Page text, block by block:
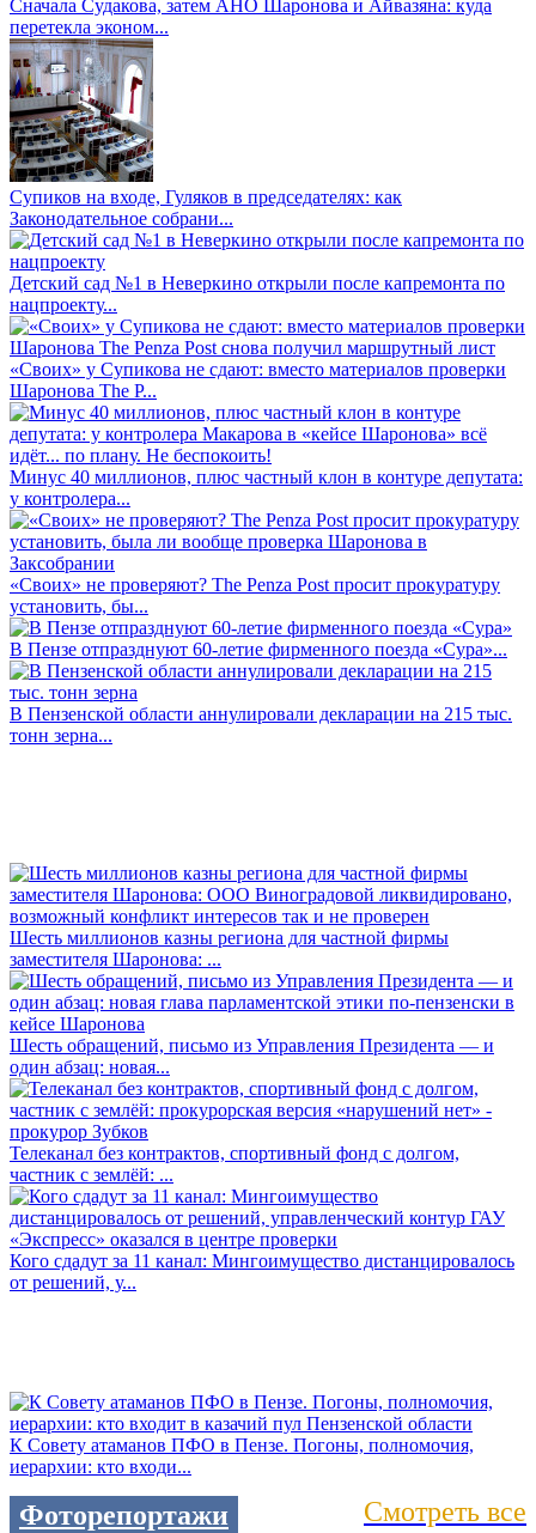
Сначала Судакова, затем АНО Шаронова и Айвазяна: куда
перетекла эконом...
Супиков на входе, Гуляков в председателях: как
Законодательное собрани...
Детский сад №1 в Неверкино открыли после капремонта по
нацпроекту...
«Своих» у Супикова не сдают: вместо материалов проверки
Шаронова The P...
Минус 40 миллионов, плюс частный клон в контуре депутата:
у контролера...
«Своих» не проверяют? The Penza Post просит прокуратуру
установить, бы...
В Пензе отпразднуют 60-летие фирменного поезда «Сура»...
В Пензенской области аннулировали декларации на 215 тыс.
тонн зерна...
Шесть миллионов казны региона для частной фирмы
заместителя Шаронова: ...
Шесть обращений, письмо из Управления Президента — и
один абзац: новая...
Телеканал без контрактов, спортивный фонд с долгом,
частник с землёй: ...
Кого сдадут за 11 канал: Мингоимущество дистанцировалось
от решений, у...
К Совету атаманов ПФО в Пензе. Погоны, полномочия,
иерархии: кто входи...
Фоторепортажи Смотреть все